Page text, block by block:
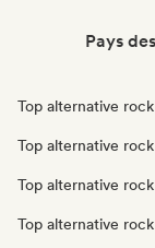
Pays
Top alternative
Top alternative
Top alternative
Top alternative